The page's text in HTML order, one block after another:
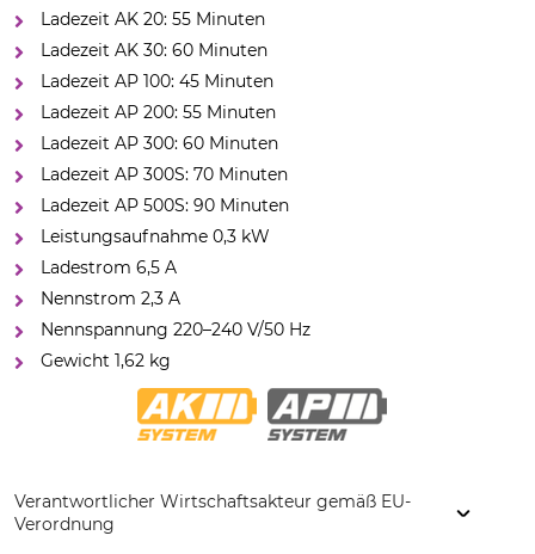
Ladezeit AK 20: 55 Minuten
Ladezeit AK 30: 60 Minuten
Ladezeit AP 100: 45 Minuten
Ladezeit AP 200: 55 Minuten
Ladezeit AP 300: 60 Minuten
Ladezeit AP 300S: 70 Minuten
Ladezeit AP 500S: 90 Minuten
Leistungsaufnahme 0,3 kW
Ladestrom 6,5 A
Nennstrom 2,3 A
Nennspannung 220–240 V/50 Hz
Gewicht 1,62 kg
Verantwortlicher Wirtschaftsakteur gemäß EU-
Verordnung